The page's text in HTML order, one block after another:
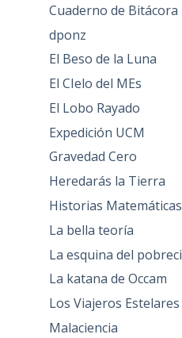
Cuaderno de Bitácora
dponz
El Beso de la Luna
El CIelo del MEs
El Lobo Rayado
Expedición UCM
Gravedad Cero
Heredarás la Tierra
Historias Matemáticas
La bella teoría
La esquina del
La katana de Occam
Los Viajeros Estelares
Malaciencia